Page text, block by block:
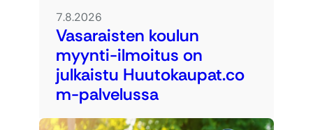
7.8.2026
Vasaraisten koulun
myynti-ilmoitus on
julkaistu Huutokaupat.co
m-palvelussa